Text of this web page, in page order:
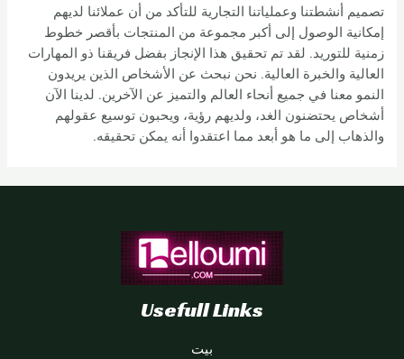
تصميم أنشطتنا وعملياتنا التجارية للتأكد من أن عملائنا لديهم
إمكانية الوصول إلى أكبر مجموعة من المنتجات بأقصر خطوط
زمنية للتوريد. لقد تم تحقيق هذا الإنجاز بفضل فريقنا ذو المهارات
العالية والخبرة العالية. نحن نبحث عن الأشخاص الذين يريدون
النمو معنا في جميع أنحاء العالم والتميز عن الآخرين. لدينا الآن
أشخاص يحتضنون الغد، ولديهم رؤية، ويحبون توسيع عقولهم
والذهاب إلى ما هو أبعد مما اعتقدوا أنه يمكن تحقيقه.
Usefull Links
بيت